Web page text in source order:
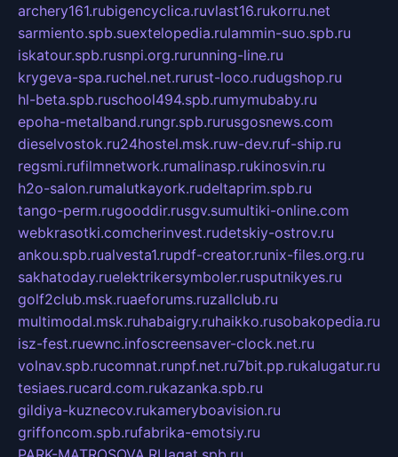
archery161.rubigencyclica.ruvlast16.rukorru.net
sarmiento.spb.suextelopedia.rulammin-suo.spb.ru
iskatour.spb.rusnpi.org.rurunning-line.ru
krygeva-spa.ruchel.net.rurust-loco.rudugshop.ru
hl-beta.spb.ruschool494.spb.rumymubaby.ru
epoha-metalband.rungr.spb.rurusgosnews.com
dieselvostok.ru24hostel.msk.ruw-dev.ruf-ship.ru
regsmi.rufilmnetwork.rumalinasp.rukinosvin.ru
h2o-salon.rumalutkayork.rudeltaprim.spb.ru
tango-perm.rugooddir.rusgv.sumultiki-online.com
webkrasotki.comcherinvest.rudetskiy-ostrov.ru
ankou.spb.rualvesta1.rupdf-creator.runix-files.org.ru
sakhatoday.ruelektrikersymboler.rusputnikyes.ru
golf2club.msk.ruaeforums.ruzallclub.ru
multimodal.msk.ruhabaigry.ruhaikko.rusobakopedia.ru
isz-fest.ruewnc.infoscreensaver-clock.net.ru
volnav.spb.rucomnat.runpf.net.ru7bit.pp.rukalugatur.ru
tesiaes.rucard.com.rukazanka.spb.ru
gildiya-kuznecov.rukameryboavision.ru
griffoncom.spb.rufabrika-emotsiy.ru